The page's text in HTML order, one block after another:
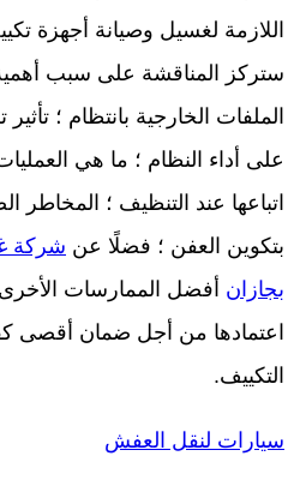
اللازمة لغسيل وصيانة أجهزة
ستركز المناقشة على سبب
الملفات الخارجية بانتظام ؛ تأثير
على أداء النظام ؛ ما هي
اتباعها عند التنظيف ؛ المخاطر
بتكوين العفن ؛ فضلًا عن شركة
بجازان أفضل الممارسات
اعتمادها من أجل ضمان أقصى
التكييف.
سيارات لنقل العفش